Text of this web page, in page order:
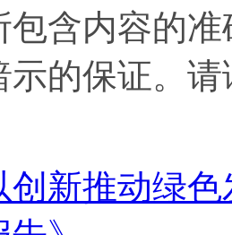
包含内容的
示的保证。
创新推动绿